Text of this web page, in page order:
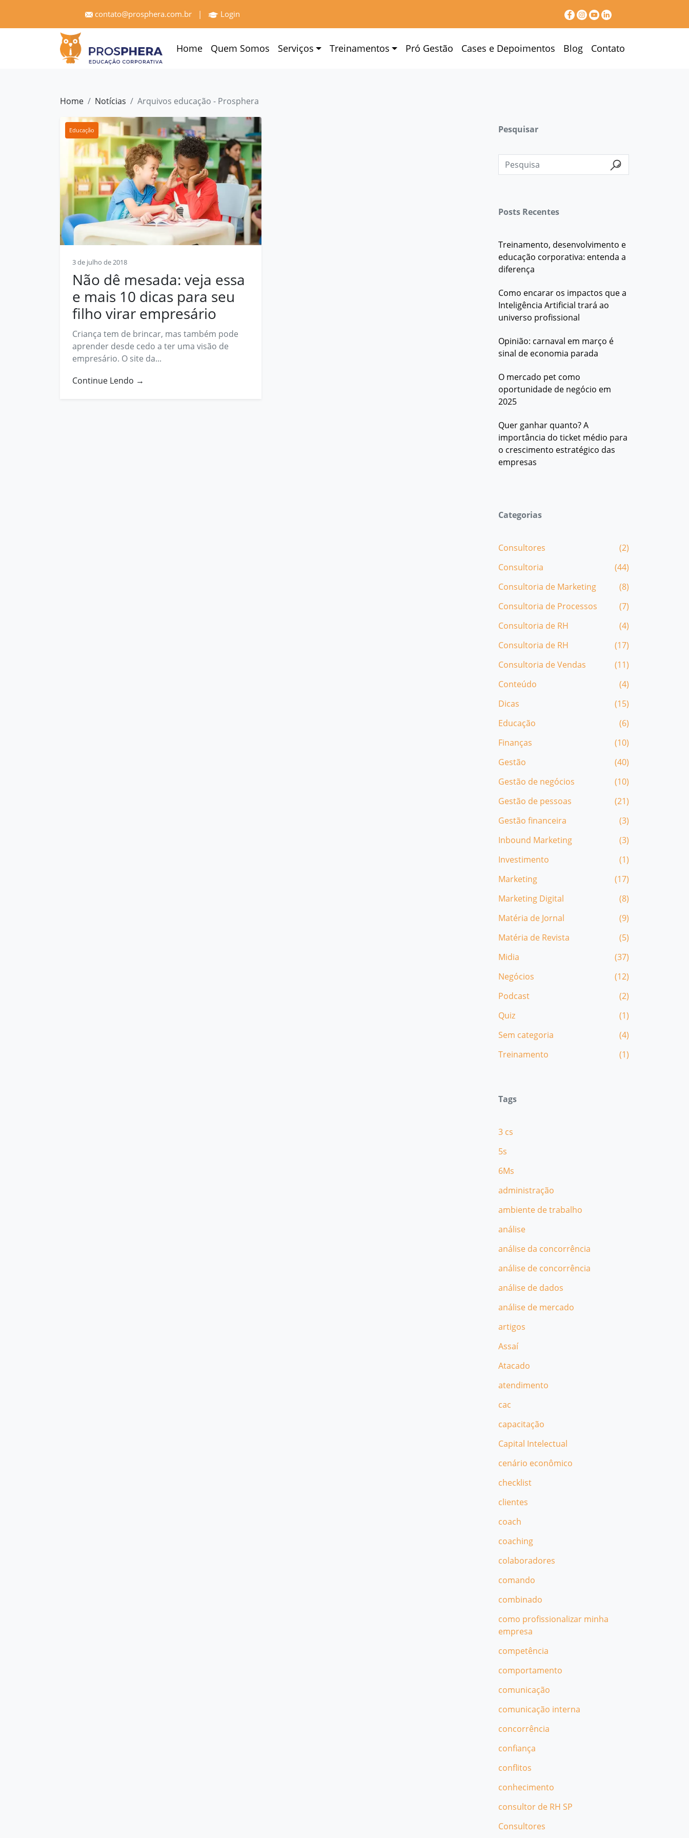
contato@prosphera.com.br
contato@prosphera.com.br | Login
Home Quem Somos Serviços Treinamentos Pró Gestão Cases e Depoimentos Blog Contato
Home Notícias Arquivos educação - Prosphera
Educação
3 de julho de 2018
Não dê mesada: veja essa
e mais 10 dicas para seu
filho virar empresário
Criança tem de brincar, mas também pode
aprender desde cedo a ter uma visão de
empresário. O site da...
Continue Lendo →
Pesquisar
Posts Recentes
Treinamento, desenvolvimento e
educação corporativa: entenda a
diferença
Como encarar os impactos que a
Inteligência Artificial trará ao
universo profissional
Opinião: carnaval em março é
sinal de economia parada
O mercado pet como
oportunidade de negócio em
2025
Quer ganhar quanto? A
importância do ticket médio para
o crescimento estratégico das
empresas
Categorias
Consultores
(2)
Consultoria
(44)
Consultoria de Marketing
(8)
Consultoria de Processos
(7)
Consultoria de RH
(4)
Consultoria de RH
(17)
Consultoria de Vendas
(11)
Conteúdo
(4)
Dicas
(15)
Educação
(6)
Finanças
(10)
Gestão
(40)
Gestão de negócios
(10)
Gestão de pessoas
(21)
Gestão financeira
(3)
Inbound Marketing
(3)
Investimento
(1)
Marketing
(17)
Marketing Digital
(8)
Matéria de Jornal
(9)
Matéria de Revista
(5)
Midia
(37)
Negócios
(12)
Podcast
(2)
Quiz
(1)
Sem categoria
(4)
Treinamento
(1)
Tags
3 cs
5s
6Ms
administração
ambiente de trabalho
análise
análise da concorrência
análise de concorrência
análise de dados
análise de mercado
artigos
Assaí
Atacado
atendimento
cac
capacitação
Capital Intelectual
cenário econômico
checklist
clientes
coach
coaching
colaboradores
comando
combinado
como profissionalizar minha
empresa
competência
comportamento
comunicação
comunicação interna
concorrência
confiança
conflitos
conhecimento
consultor de RH SP
Consultores